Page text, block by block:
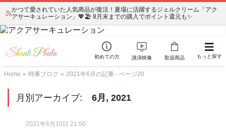
かつて愛されていた人気商品が復活！夏場に活躍するジェルクリーム「アク
アサーキュレーション」💖🏖️ 8月末までの購入でポイント還元も✨
宗教学講座 中級コース 第139回 明治以降の日本の闇３ 〜日本の黒幕た
ちの出自／在日が入り込むヤクザ／朝鮮進駐軍から始まったパチンコ利権
初めての方 講演映像 取扱商品 もっと探す
Home » 時事ブログ » 2021年6月の記事 - ページ20
月別アーカイブ: 6月, 2021
2021年6月10日 21:50